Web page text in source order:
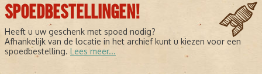
SPOEDBESTELLINGEN!
Heeft u uw geschenk met spoed nodig?
Afhankelijk van de locatie in het archief kunt u kiezen voor een
spoedbestelling. Lees meer...